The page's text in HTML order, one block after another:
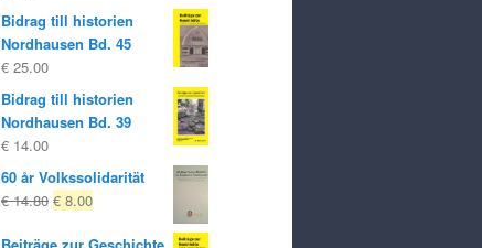
Bidrag till historien
Nordhausen Bd. 45
€ 25.00
Bidrag till historien
Nordhausen Bd. 39
€ 14.00
60 år Volkssolidarität
€14.80 Ursprungligt
€ 8.00Nuvarande